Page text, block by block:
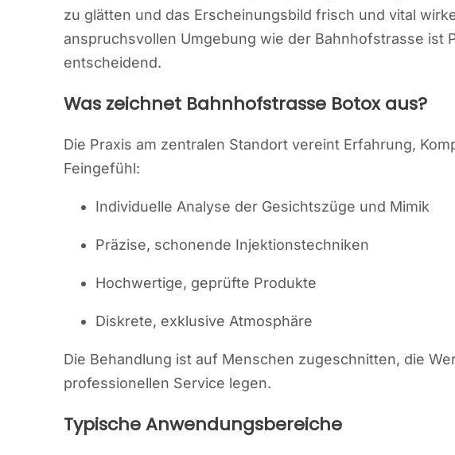
zu glätten und das Erscheinungsbild frisch und vital
anspruchsvollen Umgebung wie der Bahnhofstrasse ist
entscheidend.
Was zeichnet Bahnhofstrasse Botox aus?
Die Praxis am zentralen Standort vereint Erfahrung,
Feingefühl:
Individuelle Analyse der Gesichtszüge und Mimik
Präzise, schonende Injektionstechniken
Hochwertige, geprüfte Produkte
Diskrete, exklusive Atmosphäre
Die Behandlung ist auf Menschen zugeschnitten, die
professionellen Service legen.
Typische Anwendungsbereiche